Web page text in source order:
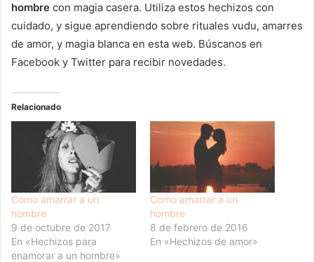
hombre con magia casera. Utiliza estos hechizos con
cuidado, y sigue aprendiendo sobre rituales vudu, amarres
de amor, y magia blanca en esta web. Búscanos en
Facebook y Twitter para recibir novedades.
Relacionado
Como amarrar a un
hombre
9 de octubre de 2017
En «Hechizos para
enamorar a un hombre»
Como amarrar a un
hombre
8 de febrero de 2016
En «Hechizos de amor»